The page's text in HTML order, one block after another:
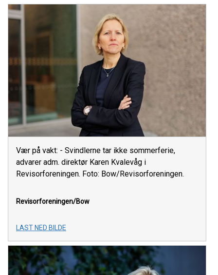
Vær på vakt: - Svindlerne tar ikke sommerferie,
advarer adm. direktør Karen Kvalevåg i
Revisorforeningen. Foto: Bow/Revisorforeningen.
Revisorforeningen/Bow
LAST NED BILDE